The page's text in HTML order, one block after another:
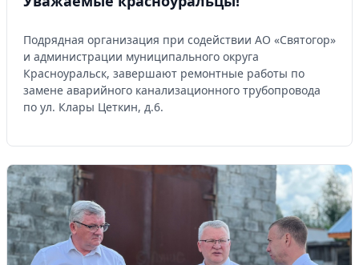
Подрядная организация при содействии АО «Святогор»
и администрации муниципального округа
Красноуральск, завершают ремонтные работы по
замене аварийного канализационного трубопровода
по ул. Клары Цеткин, д.6.